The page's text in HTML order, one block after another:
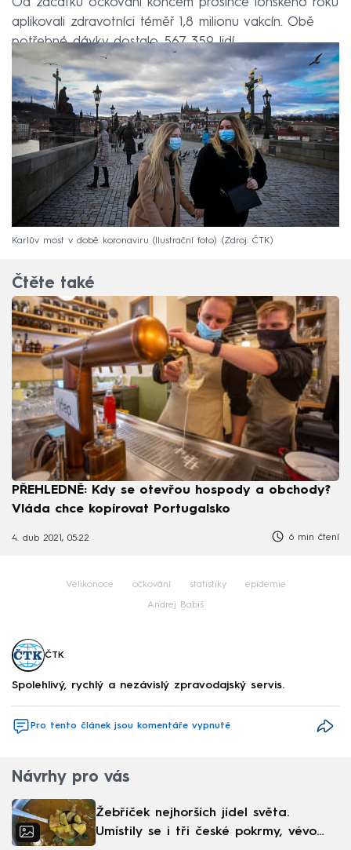
aplikovali zdravotníci téměř 1,8 milionu vakcín. Obě
potřebné dávky dostalo 567 359 lidí.
Karlův most v době koronaviru (Ilustrační foto) Zdroj: ČTK
Čtěte také
PŘEHLEDNĚ: Kdy se otevřou hospody a obchody?
Vláda chce kopírovat Portugalsko
4. dub 2021, 05:22 6 min čtení
Velikonoce očkování statistiky epidemie
Andrej Babiš
ČTK
Spolehlivý, rychlý a nezávislý zpravodajský servis.
Pro tento článek jsou komentáře vypnuté
Návrhy pro vás
Žebříček nejhorších jídel světa.
Umístily se i tři české pokrmy, vévodí